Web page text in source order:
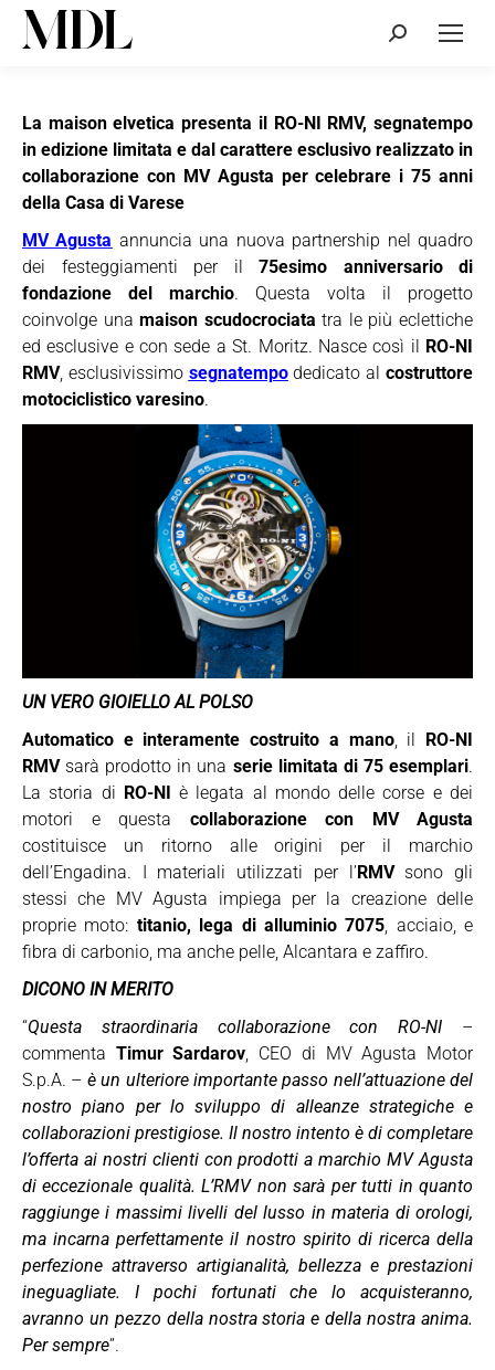
Cerca:
La maison elvetica presenta il RO-NI RMV, segnatempo
in edizione limitata e dal carattere esclusivo realizzato in
collaborazione con MV Agusta per celebrare i 75 anni
della Casa di Varese
MV Agusta annuncia una nuova partnership nel quadro
dei festeggiamenti per il 75esimo anniversario di
fondazione del marchio. Questa volta il progetto
coinvolge unamaison scudocrociata tra le più eclettiche
ed esclusive e con sede a St. Moritz. Nasce così il RO-NI
RMV, esclusivissimo segnatempodedicato alcostruttore
motociclistico varesino.
UN VERO GIOIELLO AL POLSO
Automatico e interamente costruito a mano, il RO-NI
RMVsarà prodotto in una serie limitata di 75 esemplari.
La storia di RO-NI è legata al mondo delle corse e dei
motori e questa collaborazione con MV Agusta
costituisce un ritorno alle origini per il marchio
dell’Engadina. I materiali utilizzati per l’RMVsono gli
stessi che MV Agusta impiega per la creazione delle
proprie moto: titanio, lega di alluminio 7075 , acciaio, e
fibra di carbonio, ma anche pelle, Alcantara e zaffiro.
DICONO IN MERITO
“Questa straordinaria collaborazione con RO-NI –
commenta Timur Sardarov , CEO di MV Agusta Motor
S.p.A. – è un ulteriore importante passo nell’attuazione del
nostro piano per lo sviluppo di alleanze strategiche e
collaborazioni prestigiose. Il nostro intento è di completare
l’offerta ai nostri clienti con prodotti a marchio MV Agusta
di eccezionale qualità. L’RMV non sarà per tutti in quanto
raggiunge i massimi livelli del lusso in materia di orologi,
ma incarna perfettamente il nostro spirito di ricerca della
perfezione attraverso artigianalità, bellezza e prestazioni
ineguagliate. I pochi fortunati che lo acquisteranno,
avranno un pezzo della nostra storia e della nostra anima.
Per sempre”.